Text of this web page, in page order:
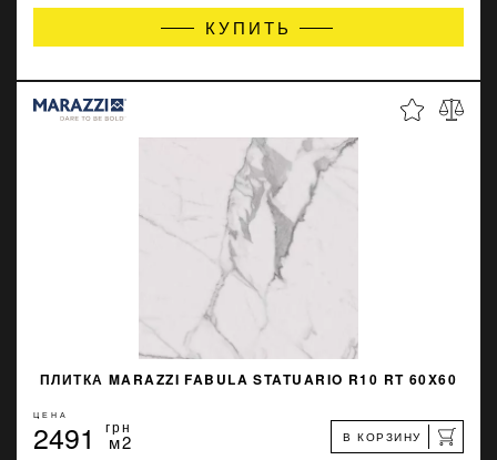
КУПИТЬ
ПЛИТКА MARAZZI FABULA STATUARIO R10 RT 60X60
ЦЕНА
2491 грн
м2 В КОРЗИНУ